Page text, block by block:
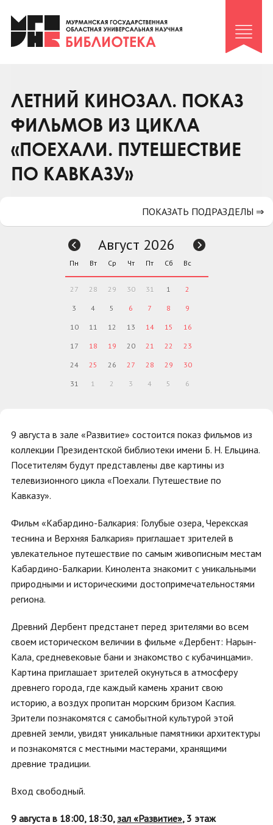
Клуб «Гиря и сельдерей»
Клуб «Семейный архив»
Коллегам
Контакты
ЛЕТНИЙ КИНОЗАЛ. ПОКАЗ
ФИЛЬМОВ ИЗ ЦИКЛА
«ПОЕХАЛИ. ПУТЕШЕСТВИЕ
ПО КАВКАЗУ»
9 августа в зале «Развитие» состоится показ фильмов из
коллекции Президентской библиотеки имени Б. Н. Ельцина.
Посетителям будут представлены две картины из
телевизионного цикла «Поехали. Путешествие по
Кавказу».
Фильм «Кабардино-Балкария: Голубые озера, Черекская
теснина и Верхняя Балкария» приглашает зрителей в
увлекательное путешествие по самым живописным местам
Кабардино-Балкарии. Кинолента знакомит с уникальными
природными и историческими достопримечательностями
региона.
Древний Дербент предстанет перед зрителями во всем
своем историческом величии в фильме «Дербент: Нарын-
Кала, средневековые бани и знакомство с кубачинцами».
Картина приглашает зрителей окунуться в атмосферу
древнего города, где каждый камень хранит свою
историю, а воздух пропитан морским бризом Каспия.
Зрители познакомятся с самобытной культурой этой
древней земли, увидят уникальные памятники архитектуры
и познакомятся с местными мастерами, хранящими
древние традиции.
Вход свободный.
9 августа в 18:00, 18:30, зал «Развитие», 3 этаж
ПОКАЗАТЬ ПОДРАЗДЕЛЫ ⇒
Август 2026
Пн Вт Ср Чт Пт Сб Вс
27 28 29 30 31 1 2
3 4 5 6 7 8 9
10 11 12 13 14 15 16
17 18 19 20 21 22 23
24 25 26 27 28 29 30
31 1 2 3 4 5 6